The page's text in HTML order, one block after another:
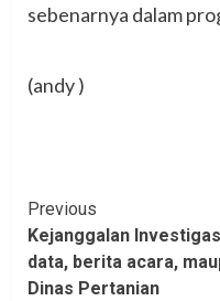
sebenarnya dalam
‎(andy )
Continue
Reading
Previous
Kejanggalan
data, berita acara,
Dinas Pertanian‎